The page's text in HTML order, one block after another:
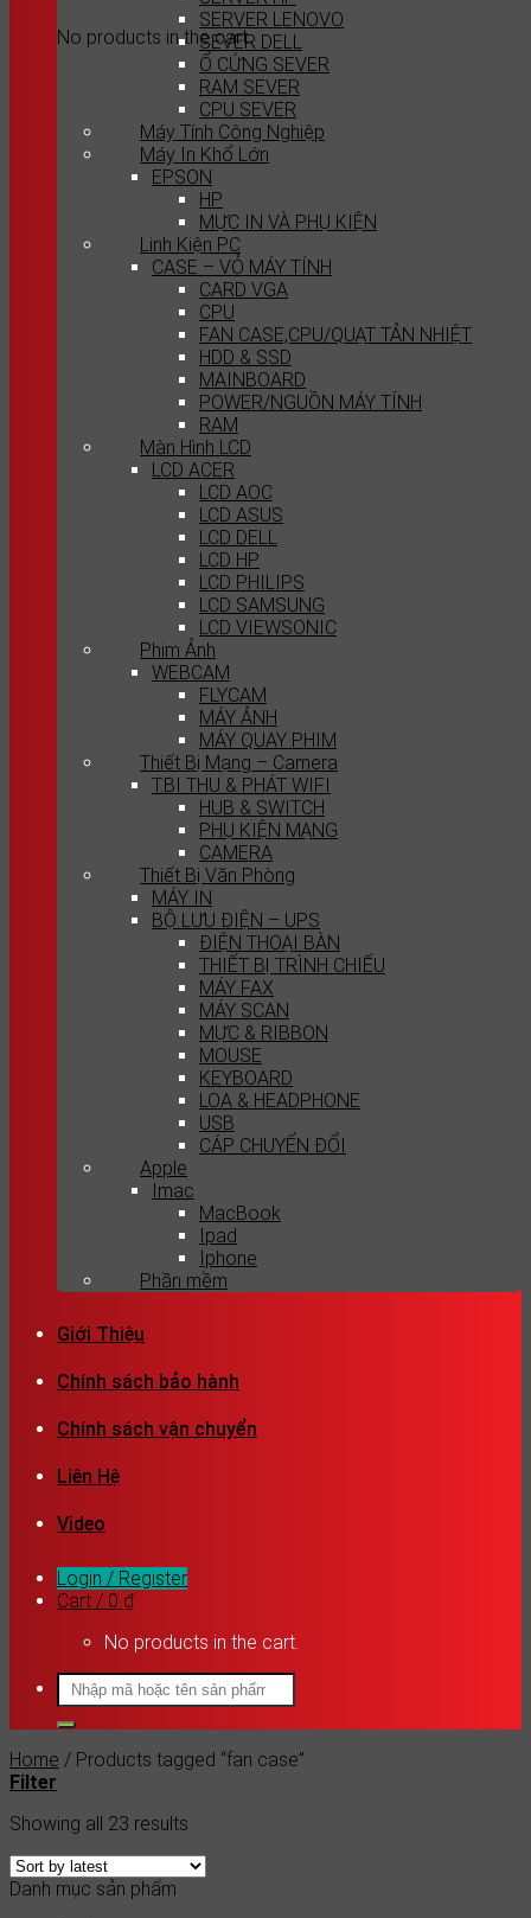
No products in the cart.
SERVER LENOVO
SEVER DELL
Ổ CỨNG SEVER
RAM SEVER
CPU SEVER
Máy Tính Công Nghiệp
Máy In Khổ Lớn
EPSON
HP
MỰC IN VÀ PHỤ KIỆN
Linh Kiện PC
CASE – VỎ MÁY TÍNH
CARD VGA
CPU
FAN CASE,CPU/QUẠT TẢN NHIỆT
HDD & SSD
MAINBOARD
POWER/NGUỒN MÁY TÍNH
RAM
Màn Hình LCD
LCD ACER
LCD AOC
LCD ASUS
LCD DELL
LCD HP
LCD PHILIPS
LCD SAMSUNG
LCD VIEWSONIC
Phim Ảnh
WEBCAM
FLYCAM
MÁY ẢNH
MÁY QUAY PHIM
Thiết Bị Mạng – Camera
T.BI THU & PHÁT WIFI
HUB & SWITCH
PHỤ KIỆN MẠNG
CAMERA
Thiết Bị Văn Phòng
MÁY IN
BỘ LƯU ĐIỆN – UPS
ĐIỆN THOẠI BÀN
THIẾT BỊ TRÌNH CHIẾU
MÁY FAX
MÁY SCAN
MỰC & RIBBON
MOUSE
KEYBOARD
LOA & HEADPHONE
USB
CÁP CHUYỂN ĐỔI
Apple
Imac
MacBook
Ipad
Iphone
Phần mềm
Giới Thiệu
Chính sách bảo hành
Chính sách vận chuyển
Liên Hệ
Video
Login / Register
Cart / 0 ₫
No products in the cart.
Search
for:
Home / Products tagged “fan case”
Filter
Showing all 23 results
Danh mục sản phẩm